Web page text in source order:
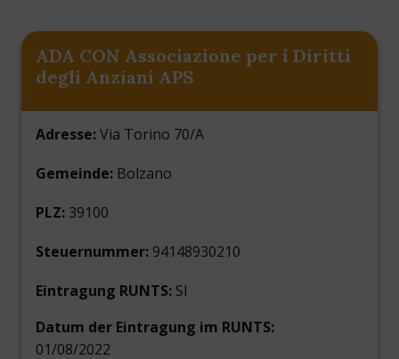
ADA CON Associazione per i Diritti
degli Anziani APS
Adresse:Via Torino 70/A
Gemeinde: Bolzano
PLZ: 39100
Steuernummer: 94148930210
Eintragung RUNTS: SI
Datum der Eintragung im RUNTS:
01/08/2022